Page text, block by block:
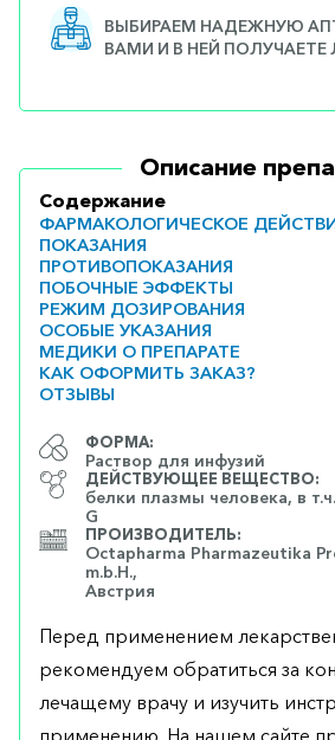
ВЫБИРАЕМ НАДЕЖНУЮ
ВАМИ И В НЕЙ ПОЛУЧАЕТЕ
Описание
Содержание
ФАРМАКОЛОГИЧЕСКОЕ
ПОКАЗАНИЯ
ПРОТИВОПОКАЗАНИЯ
ПОБОЧНЫЕ ЭФФЕКТЫ
РЕЖИМ ДОЗИРОВАНИЯ
ОСОБЫЕ УКАЗАНИЯ
МЕДИКИ О ПРЕПАРАТЕ
КАК ОФОРМИТЬ ЗАКАЗ?
ОТЗЫВЫ
ФОРМА:
Раствор для инфузий
ДЕЙСТВУЮЩЕЕ ВЕЩЕСТВО:
белки плазмы человека, в
G
ПРОИЗВОДИТЕЛЬ:
Octapharma Pharmazeutika
m.b.H.,
Австрия
Перед применением
рекомендуем обратиться за
лечащему врачу и изучить